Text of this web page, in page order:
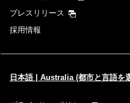
プレスリリース
採用情報
日本語 | Australia (都市と言語を